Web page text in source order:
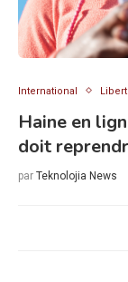
International
Haine en
doit
par Teknolojia News